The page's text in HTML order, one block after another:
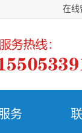
在线
务